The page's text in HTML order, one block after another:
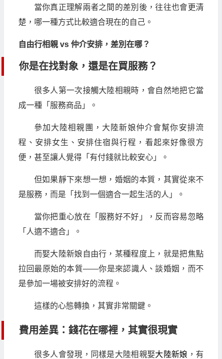
當你真正理解兩者之間的差別後，往往也會更清
楚，哪一種方式比較適合現在的自己。
自由行相親 vs 仲介安排，差別在哪？
你是在找對象，還是在買服務？
很多人第一次接觸大陸相親時，會自然地把它當
成一種「服務商品」。
參加大陸相親團，大陸新娘仲介會幫你安排流
程、安排女生、安排住宿與行程，看起來好像很方
便，甚至讓人覺得「有付錢就比較安心」。
但如果靜下來想一想，婚姻的本質，其實從來不
是服務，而是「找到一個適合一起生活的人」。
當你把重心放在「服務好不好」，反而容易忽略
「人適不適合」。
而娶大陸新娘自由行，某種程度上，就是把焦點
拉回最原始的本質——你是來認識人、談婚姻，而不
是參加一場被安排好的流程。
這樣的心態轉換，其實非常關鍵。
費用差異：錢花在哪裡，其實很現實
很多人會發現，同樣是大陸相親娶大陸新娘 ，有